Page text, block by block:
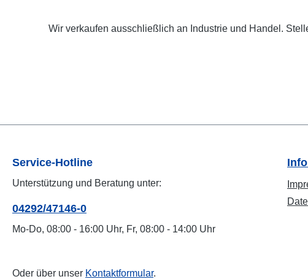
Wir verkaufen ausschließlich an Industrie und Handel.
Service-Hotline
Unterstützung und Beratung unter:
04292/47146-0
Mo-Do, 08:00 - 16:00 Uhr, Fr, 08:00 - 14:00 Uhr
Oder über unser Kontaktformular.